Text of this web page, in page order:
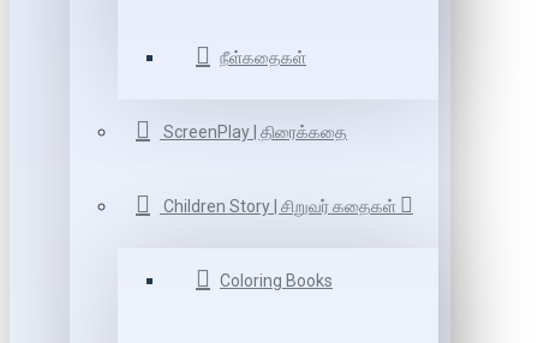
நீள்கதைகள்
ScreenPlay | திரைக்கதை
Children Story | சிறுவர் கதைகள்
Coloring Books